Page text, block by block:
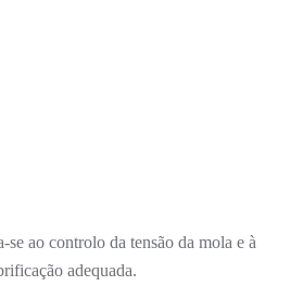
se ao controlo da tensão da mola e à
adequada.